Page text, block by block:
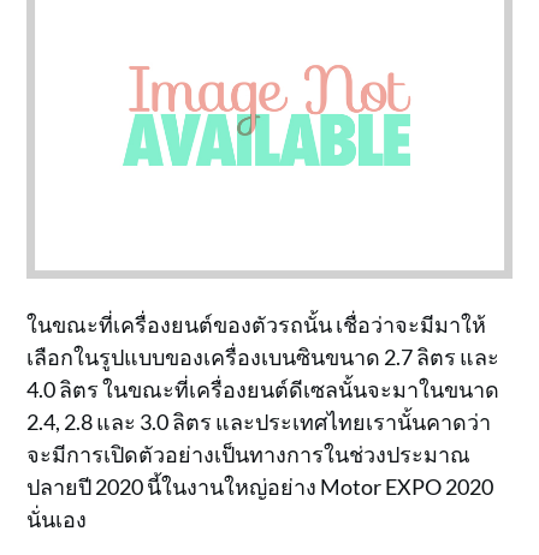
ในขณะที่เครื่องยนต์ของตัวรถนั้น เชื่อว่าจะมีมาให้
เลือกในรูปแบบของเครื่องเบนซินขนาด 2.7 ลิตร และ
4.0 ลิตร ในขณะที่เครื่องยนต์ดีเซลนั้นจะมาในขนาด
2.4, 2.8 และ 3.0 ลิตร และประเทศไทยเรานั้นคาดว่า
จะมีการเปิดตัวอย่างเป็นทางการในช่วงประมาณ
ปลายปี 2020 นี้ในงานใหญ่อย่าง Motor EXPO 2020
นั่นเอง